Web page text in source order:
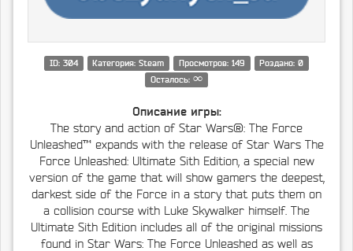
ID: 304 Категория: Steam Просмотров: 149
Роздано: 0
Осталось: ∞
Описание игры:
The story and action of Star Wars®: The Force
Unleashed™ expands with the release of Star Wars The
Force Unleashed: Ultimate Sith Edition, a special new
version of the game that will show gamers the deepest,
darkest side of the Force in a story that puts them on
a collision course with Luke Skywalker himself. The
Ultimate Sith Edition includes all of the original missions
found in Star Wars: The Force Unleashed as well as